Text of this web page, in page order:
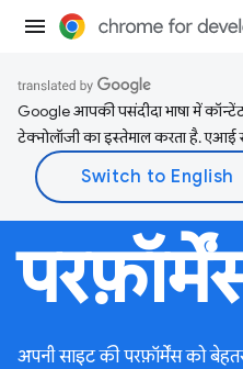
Google आपकी पसंदीदा भाषा में
टेक्नोलॉजी का इस्तेमाल करता है. एआई
अपनी साइट की परफ़ॉर्मेंस को